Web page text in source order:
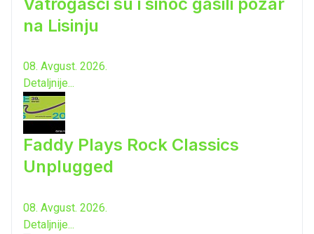
na Lisinju
08. Avgust. 2026.
Detaljnije...
Faddy Plays Rock Classics
Unplugged
08. Avgust. 2026.
Detaljnije...